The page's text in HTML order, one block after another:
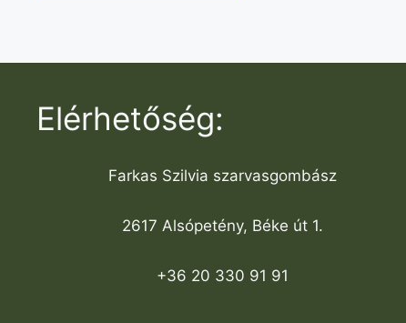
Elérhetőség:
Farkas Szilvia szarvasgombász
2617 Alsópetény, Béke út 1.
+36 20 330 91 91